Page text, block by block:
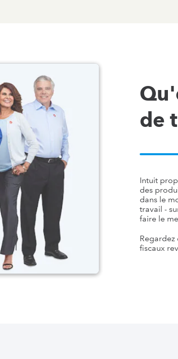
de
Intuit
des
dans le
travail -
faire le
fiscaux